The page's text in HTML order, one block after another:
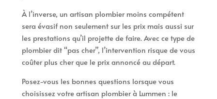
À l’inverse, un artisan plombier moins compétent
sera évasif non seulement sur les prix mais aussi sur
les prestations qu’il projette de faire. Avec ce type de
plombier dit “pas cher”, l’intervention risque de vous
coûter plus cher que le prix annoncé au départ.
Posez-vous les bonnes questions lorsque vous
choisissez votre artisan plombier à Lummen : le